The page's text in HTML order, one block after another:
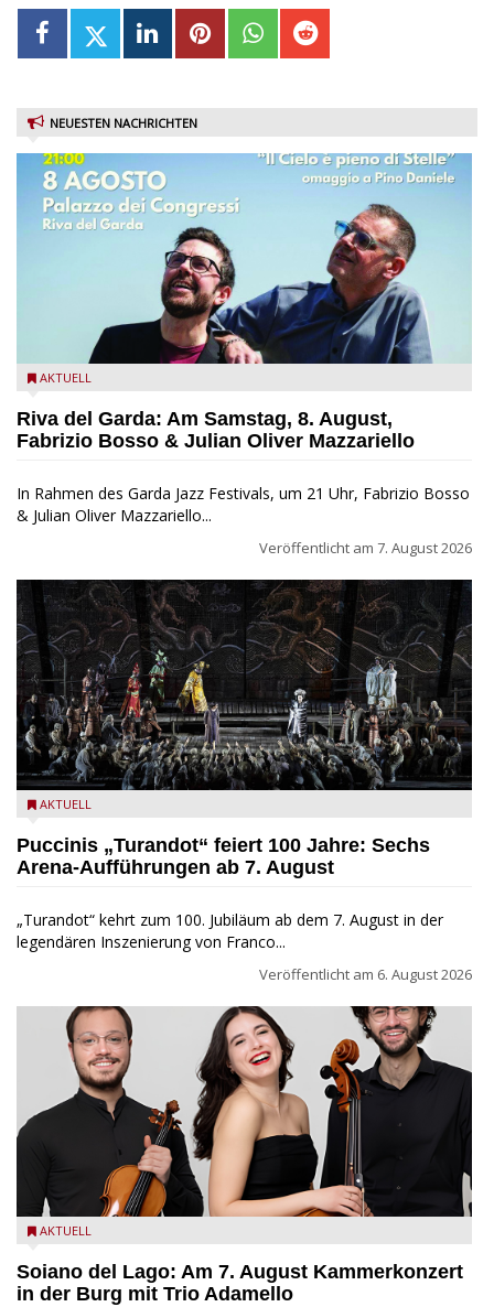
NEUESTEN NACHRICHTEN
Fabrizio Bosso & Julian Oliver Mazzariello zu Gast beim Garda
AKTUELL
Riva del Garda: Am Samstag, 8. August,
Fabrizio Bosso & Julian Oliver Mazzariello
In Rahmen des Garda Jazz Festivals, um 21 Uhr, Fabrizio Bosso
& Julian Oliver Mazzariello...
Veröffentlicht am 7. August 2026
Turandot in der Arena von Verona - Ennevi für Fondazione
AKTUELL
Puccinis „Turandot“ feiert 100 Jahre: Sechs
Arena-Aufführungen ab 7. August
„Turandot“ kehrt zum 100. Jubiläum ab dem 7. August in der
legendären Inszenierung von Franco...
Veröffentlicht am 6. August 2026
Trio Adamello
AKTUELL
Soiano del Lago: Am 7. August Kammerkonzert
in der Burg mit Trio Adamello